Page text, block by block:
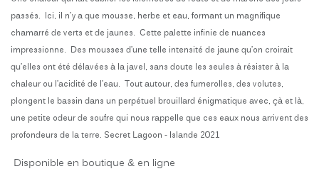
passés. Ici, il n’y a que mousse, herbe et eau, formant un magnifique
chamarré de verts et de jaunes. Cette palette infinie de nuances
impressionne. Des mousses d’une telle intensité de jaune qu’on croirait
qu’elles ont été délavées à la javel, sans doute les seules à résister à la
chaleur ou l’acidité de l’eau. Tout autour, des fumerolles, des volutes,
plongent le bassin dans un perpétuel brouillard énigmatique avec, çà et là,
une petite odeur de soufre qui nous rappelle que ces eaux nous arrivent des
profondeurs de la terre. Secret Lagoon - Islande 2021
Disponible en boutique & en ligne